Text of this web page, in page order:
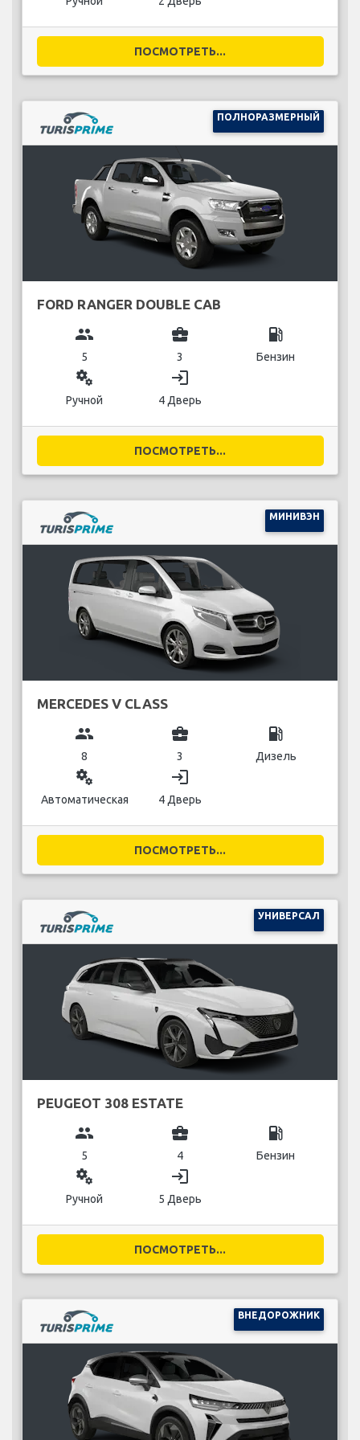
ПОСМОТРЕТЬ...
ПОЛНОРАЗМЕРНЫЙ
FORD RANGER DOUBLE CAB
group
5
business_center
3
local_gas_station
Бензин
miscellaneous_services
Ручной
login
4 Дверь
ПОСМОТРЕТЬ...
МИНИВЭН
MERCEDES V CLASS
group
8
business_center
3
local_gas_station
Дизель
miscellaneous_services
Автоматическая
login
4 Дверь
ПОСМОТРЕТЬ...
УНИВЕРСАЛ
PEUGEOT 308 ESTATE
group
5
business_center
4
local_gas_station
Бензин
miscellaneous_services
Ручной
login
5 Дверь
ПОСМОТРЕТЬ...
ВНЕДОРОЖНИК